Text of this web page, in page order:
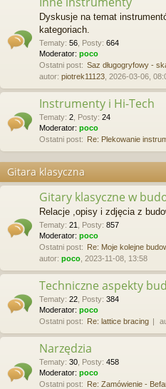
Dyskusje na temat
kategoriach.
Tematy: 56 Posty: 664
Moderator: poco
Ostatni post: Saz długogryfowy -
autor: piotrek11123 , 2026-03-06,
Instrumenty i Hi-Tech
Tematy: 2 Posty: 24
Moderator: poco
Ostatni post: Re: Plekowanie
Gitara klasyczna
Gitary klasyczne w
Relacje ,opisy i zdjęcia z
Tematy: 21 Posty: 857
Moderator: poco
Ostatni post: Re: Moje kolejne
autor: poco , 2023-11-08, 13:58
Techniczne aspekty
Tematy: 22 Posty: 384
Moderator: poco
Ostatni post: Re: lattice bracing
Narzędzia
Tematy: 30 Posty: 458
Moderator: poco
Ostatni post: Re: Zamówienie -